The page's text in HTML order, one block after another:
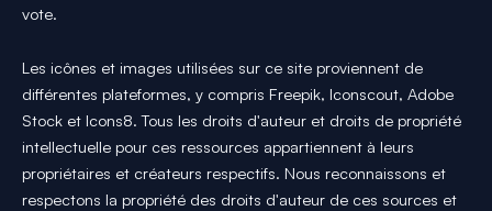
vote.
Les icônes et images utilisées sur ce site proviennent de
différentes plateformes, y compris Freepik, Iconscout, Adobe
Stock et Icons8. Tous les droits d'auteur et droits de propriété
intellectuelle pour ces ressources appartiennent à leurs
propriétaires et créateurs respectifs. Nous reconnaissons et
respectons la propriété des droits d'auteur de ces sources et